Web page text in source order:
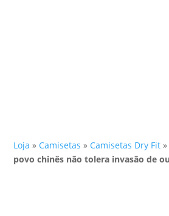
Loja » Camisetas » Camisetas Dry Fit
povo chinês não tolera invasão de